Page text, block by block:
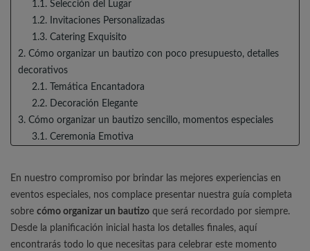
1.1. Selección del Lugar
1.2. Invitaciones Personalizadas
1.3. Catering Exquisito
2. Cómo organizar un bautizo con poco presupuesto, detalles
decorativos
2.1. Temática Encantadora
2.2. Decoración Elegante
3. Cómo organizar un bautizo sencillo, momentos especiales
3.1. Ceremonia Emotiva
En nuestro compromiso por brindar las mejores experiencias en
eventos especiales, nos complace presentar nuestra guía completa
sobre cómo organizar un bautizo que será recordado por siempre.
Desde la planificación inicial hasta los detalles finales, aquí
encontrarás todo lo que necesitas para celebrar este momento